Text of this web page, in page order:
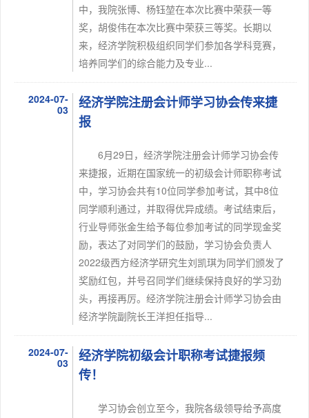
中，我院张博、杨钰堃在本次比赛中荣获一等
奖，胡俊伟在本次比赛中荣获三等奖。长期以
来，经济学院积极组织同学们参加各学科竞赛，
培养同学们的综合能力及专业...
2024-07-
03
经济学院注册会计师学习协会传来捷
报
6月29日，经济学院注册会计师学习协会传
来捷报，近期在国家统一的初级会计师职称考试
中，学习协会共有10位同学参加考试，其中8位
同学顺利通过，并取得优异成绩。考试结束后，
行业导师张金生给予每位参加考试的同学现金奖
励，表达了对同学们的鼓励，学习协会负责人
2022级西方经济学研究生刘凯琪为同学们颁发了
奖励红包，并号召同学们继续保持良好的学习劲
头，再接再厉。经济学院注册会计师学习协会由
经济学院副院长王洋担任指导...
2024-07-
03
经济学院初级会计职称考试捷报频
传！
学习协会创立至今，我院各级领导给予高度